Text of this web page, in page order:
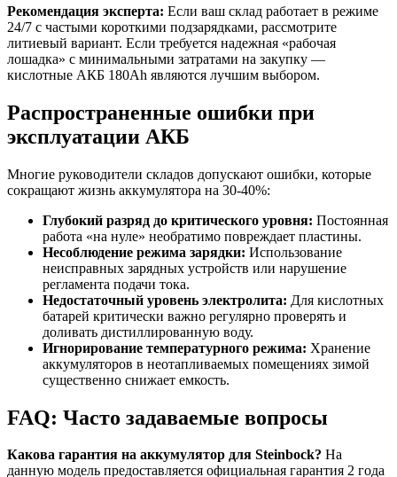
Рекомендация эксперта: Если ваш склад работает в режиме
24/7 с частыми короткими подзарядками, рассмотрите
литиевый вариант. Если требуется надежная «рабочая
лошадка» с минимальными затратами на закупку —
кислотные АКБ 180Ah являются лучшим выбором.
Распространенные ошибки при
эксплуатации АКБ
Многие руководители складов допускают ошибки, которые
сокращают жизнь аккумулятора на 30-40%:
Глубокий разряд до критического уровня: Постоянная
работа «на нуле» необратимо повреждает пластины.
Несоблюдение режима зарядки: Использование
неисправных зарядных устройств или нарушение
регламента подачи тока.
Недостаточный уровень электролита: Для кислотных
батарей критически важно регулярно проверять и
доливать дистиллированную воду.
Игнорирование температурного режима: Хранение
аккумуляторов в неотапливаемых помещениях зимой
существенно снижает емкость.
FAQ: Часто задаваемые вопросы
Какова гарантия на аккумулятор для Steinbock? На
данную модель предоставляется официальная гарантия 2 года